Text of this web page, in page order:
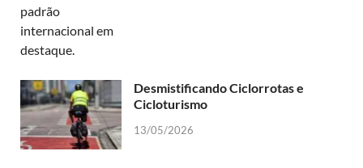
Desmistificando Ciclorrotas e
Cicloturismo
13/05/2026